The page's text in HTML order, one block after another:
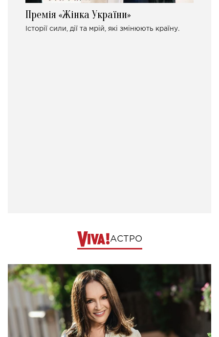
Премія «Жінка України»
Історії сили, дії та мрій, які змінюють країну.
АСТРО